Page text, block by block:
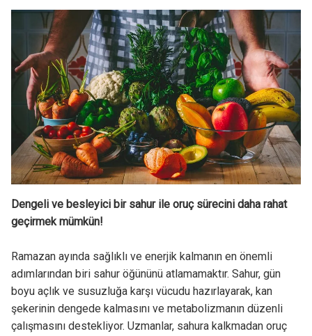
Dengeli ve besleyici bir sahur ile oruç sürecini daha rahat
geçirmek mümkün!
Ramazan ayında sağlıklı ve enerjik kalmanın en önemli
adımlarından biri sahur öğününü atlamamaktır. Sahur, gün
boyu açlık ve susuzluğa karşı vücudu hazırlayarak, kan
şekerinin dengede kalmasını ve metabolizmanın düzenli
çalışmasını destekliyor. Uzmanlar, sahura kalkmadan oruç